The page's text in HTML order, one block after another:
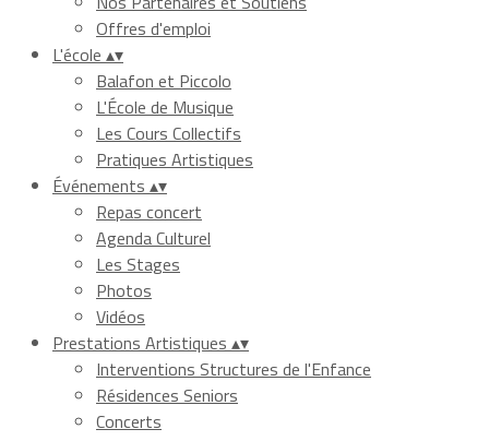
Offres d'emploi
L'école ▴▾
Balafon et Piccolo
L'École de Musique
Les Cours Collectifs
Pratiques Artistiques
Événements ▴▾
Repas concert
Agenda Culturel
Les Stages
Photos
Vidéos
Prestations Artistiques ▴▾
Interventions Structures de l'Enfance
Résidences Seniors
Concerts